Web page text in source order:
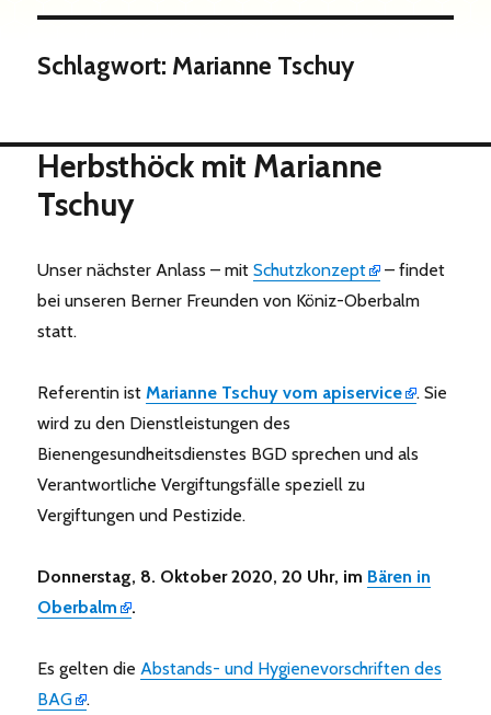
Schlagwort: Marianne Tschuy
Herbsthöck mit Marianne
Tschuy
Unser nächster Anlass – mitSchutzkonzept
– findet
bei unseren Berner Freunden von Köniz-Oberbalm
statt.
Referentin istMarianne Tschuy vom apiservice
. Sie
wird zu den Dienstleistungen des
Bienengesundheitsdienstes BGD sprechen und als
Verantwortliche Vergiftungsfälle speziell zu
Vergiftungen und Pestizide.
Donnerstag, 8. Oktober 2020, 20 Uhr, im Bären in
Oberbalm
.
Es gelten dieAbstands- und Hygienevorschriften des
BAG
.